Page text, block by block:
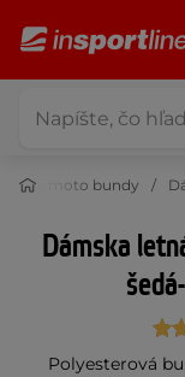
moto bundy
Dámska
Polyesterová